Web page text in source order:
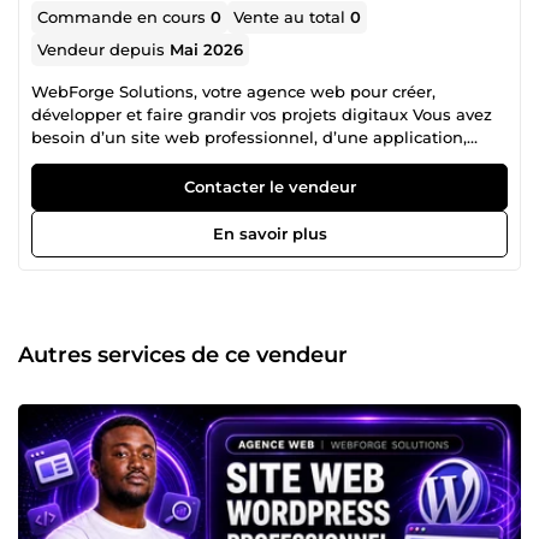
Commande en cours0 Vente au total0
Vendeur depuis Mai 2026
WebForge Solutions, votre agence web pour créer,
développer et faire grandir vos projets digitaux Vous avez
besoin d’un site web professionnel, d’une application,
d’une solution IA, d’une optimisation SEO ou d’une
stratégie digitale claire pour développer votre activité ?
Bienvenue chez WebForge Solutions. Nous sommes une
agence digitale spécialisée dans le développement web,
la création de sites internet, les applications web, le SEO,
professionnelles, utiles et performantes. Pourquoi
WebForge Solutions existe ? Aujourd’hui, beaucoup
de projets savent qu’ils ont besoin d’une présence digitale
sérieuse, mais ne savent pas toujours par où commencer.
Certains ont besoin d’un site vitrine clair. D’autres veulent
vendre en ligne. D’autres veulent automatiser leurs tâches.
D’autres veulent améliorer leur visibilité sur Google.
D’autres encore veulent lancer une application web, un
Contacter le vendeur
En savoir plus
Autres services de ce vendeur